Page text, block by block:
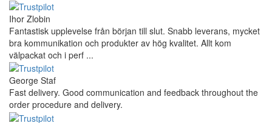
Ihor Zlobin
Fantastisk upplevelse från början till slut. Snabb leverans, mycket
bra kommunikation och produkter av hög kvalitet. Allt kom
välpackat och i perf ...
George Staf
Fast delivery. Good communication and feedback throughout the
order procedure and delivery.